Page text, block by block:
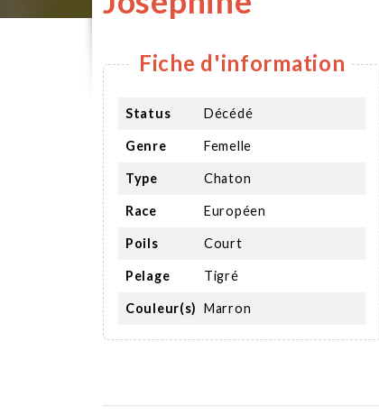
Fiche d'information
Status Décédé
Genre Femelle
Type Chaton
Race Européen
Poils Court
Pelage Tigré
Couleur(s) Marron